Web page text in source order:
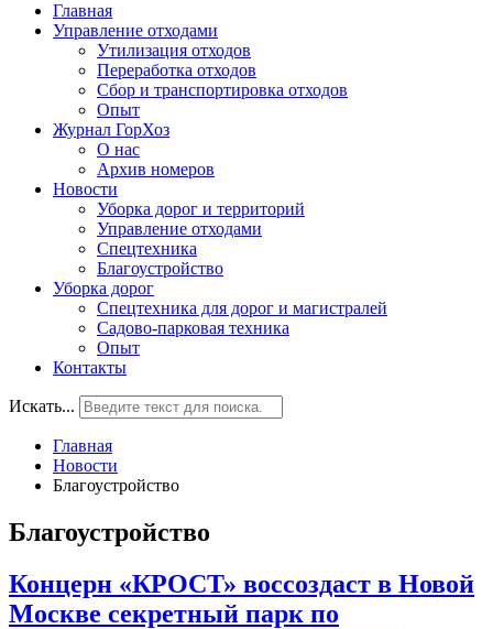
Главная
Управление отходами
Утилизация отходов
Переработка отходов
Сбор и транспортировка отходов
Опыт
Журнал ГорХоз
О нас
Архив номеров
Новости
Уборка дорог и территорий
Управление отходами
Спецтехника
Благоустройство
Уборка дорог
Спецтехника для дорог и магистралей
Садово-парковая техника
Опыт
Контакты
Искать...
Главная
Новости
Благоустройство
Благоустройство
Концерн «КРОСТ» воссоздаст в Новой
Москве секретный парк по